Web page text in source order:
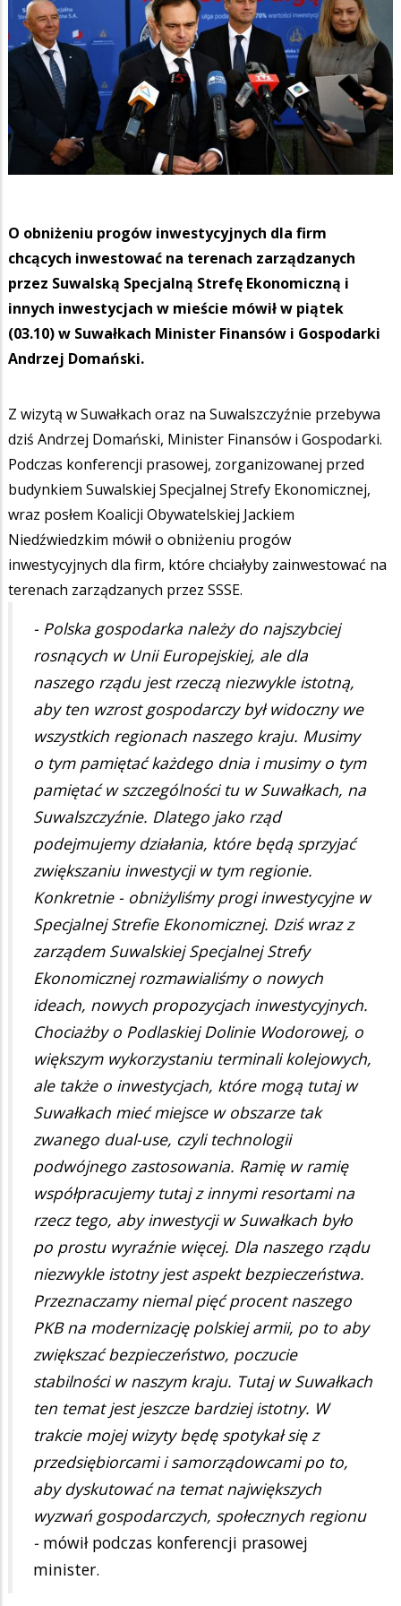
O obniżeniu progów inwestycyjnych dla firm
chcących inwestować na terenach zarządzanych
przez Suwalską Specjalną Strefę Ekonomiczną i
innych inwestycjach w mieście mówił w piątek
(03.10) w Suwałkach Minister Finansów i Gospodarki
Andrzej Domański.
Z wizytą w Suwałkach oraz na Suwalszczyźnie przebywa
dziś Andrzej Domański, Minister Finansów i Gospodarki.
Podczas konferencji prasowej, zorganizowanej przed
budynkiem Suwalskiej Specjalnej Strefy Ekonomicznej,
wraz posłem Koalicji Obywatelskiej Jackiem
Niedźwiedzkim mówił o obniżeniu progów
inwestycyjnych dla firm, które chciałyby zainwestować na
terenach zarządzanych przez SSSE.
- Polska gospodarka należy do najszybciej
rosnących w Unii Europejskiej, ale dla
naszego rządu jest rzeczą niezwykle istotną,
aby ten wzrost gospodarczy był widoczny we
wszystkich regionach naszego kraju. Musimy
o tym pamiętać każdego dnia i musimy o tym
pamiętać w szczególności tu w Suwałkach, na
Suwalszczyźnie. Dlatego jako rząd
podejmujemy działania, które będą sprzyjać
zwiększaniu inwestycji w tym regionie.
Konkretnie - obniżyliśmy progi inwestycyjne w
Specjalnej Strefie Ekonomicznej. Dziś wraz z
zarządem Suwalskiej Specjalnej Strefy
Ekonomicznej rozmawialiśmy o nowych
ideach, nowych propozycjach inwestycyjnych.
Chociażby o Podlaskiej Dolinie Wodorowej, o
większym wykorzystaniu terminali kolejowych,
ale także o inwestycjach, które mogą tutaj w
Suwałkach mieć miejsce w obszarze tak
zwanego dual-use, czyli technologii
podwójnego zastosowania. Ramię w ramię
współpracujemy tutaj z innymi resortami na
rzecz tego, aby inwestycji w Suwałkach było
po prostu wyraźnie więcej. Dla naszego rządu
niezwykle istotny jest aspekt bezpieczeństwa.
Przeznaczamy niemal pięć procent naszego
PKB na modernizację polskiej armii, po to aby
zwiększać bezpieczeństwo, poczucie
stabilności w naszym kraju. Tutaj w Suwałkach
ten temat jest jeszcze bardziej istotny. W
trakcie mojej wizyty będę spotykał się z
przedsiębiorcami i samorządowcami po to,
aby dyskutować na temat największych
wyzwań gospodarczych, społecznych regionu
- mówił podczas konferencji prasowej
minister.